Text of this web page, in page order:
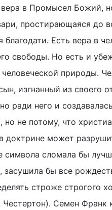
в Промысел Божий,
простирающаяся до
благодати. Есть вера в
свободы. Но есть и
природы.
изгнанный из своего
ради него и
но не потому, что
доктрине может
символа сломала бы
засушила бы все
строже строгого
Честертон). Семен